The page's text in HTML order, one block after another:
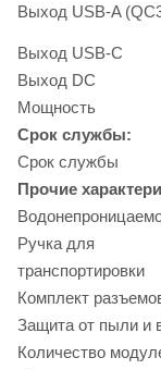
Выход USB-A
Выход USB-C
Выход DC
Мощность
Срок службы:
Срок службы
Прочие
Ручка для
транспортировки
Комплект
Защита от пыли и
Количество